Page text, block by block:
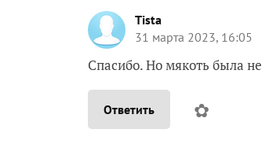
Tista
31 марта 2023, 16:05
Спасибо. Но мякоть была
Ответить ✿